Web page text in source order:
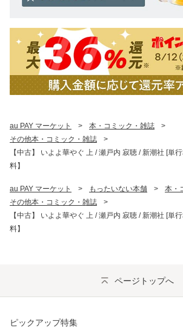
au PAY マーケット > 本・コミック・雑誌
>
その他本・コミック・雑誌
>
【中古】 いよよ華やぐ 上 / 瀬戸内 寂聴 / 新潮社 [単
料】
au PAY マーケット > もったいない本舗 > 本・
その他本・コミック・雑誌
>
【中古】 いよよ華やぐ 上 / 瀬戸内 寂聴 / 新潮社 [単
料】
ページトップへ
ピックアップ特集